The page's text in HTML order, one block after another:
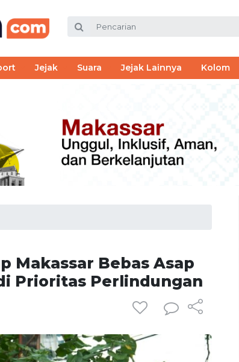
Jejak Suara Jejak Lainnya Kolom
Makassar Bebas Asap
Prioritas Perlindungan